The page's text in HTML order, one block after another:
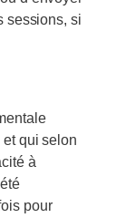
sessions, si
et qui selon
à
pour